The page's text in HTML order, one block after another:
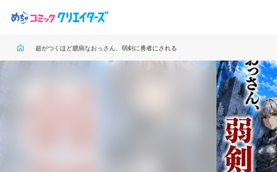
超がつくほど臆病なおっさん、弱剣に勇者にされる